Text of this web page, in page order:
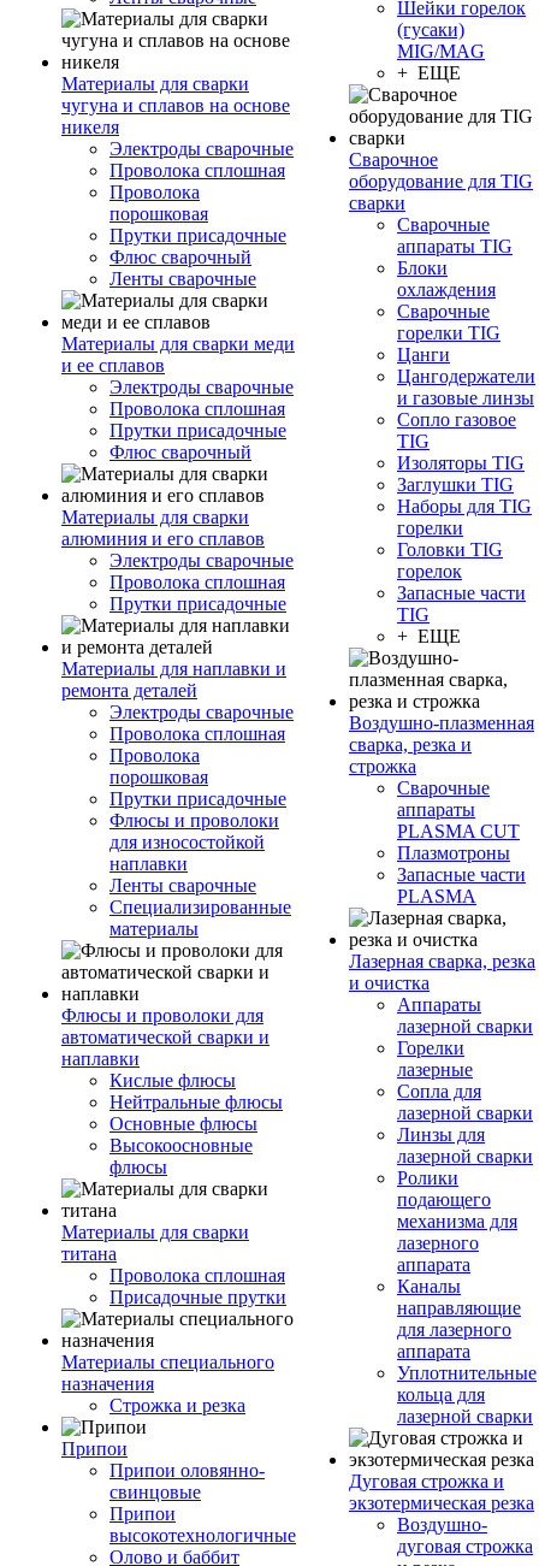
Материалы для сварки
чугуна и сплавов на основе
никеля
Электроды сварочные
Проволока сплошная
Проволока
порошковая
Прутки присадочные
Флюс сварочный
Ленты сварочные
Материалы для сварки меди
и ее сплавов
Электроды сварочные
Проволока сплошная
Прутки присадочные
Флюс сварочный
Материалы для сварки
алюминия и его сплавов
Электроды сварочные
Проволока сплошная
Прутки присадочные
Материалы для наплавки и
ремонта деталей
Электроды сварочные
Проволока сплошная
Проволока
порошковая
Прутки присадочные
Флюсы и проволоки
для износостойкой
наплавки
Ленты сварочные
Специализированные
материалы
Флюсы и проволоки для
автоматической сварки и
наплавки
Кислые флюсы
Нейтральные флюсы
Основные флюсы
Высокоосновные
флюсы
Материалы для сварки
титана
Проволока сплошная
Присадочные прутки
Материалы специального
назначения
Строжка и резка
Припои
Припои оловянно-
свинцовые
Припои
высокотехнологичные
Олово и баббит
Шейки горелок
(гусаки)
MIG/MAG
+ ЕЩЕ
Сварочное
оборудование для TIG
сварки
Сварочные
аппараты TIG
Блоки
охлаждения
Сварочные
горелки TIG
Цанги
Цангодержатели
и газовые линзы
Сопло газовое
TIG
Изоляторы TIG
Заглушки TIG
Наборы для TIG
горелки
Головки TIG
горелок
Запасные части
TIG
+ ЕЩЕ
Воздушно-плазменная
сварка, резка и
строжка
Сварочные
аппараты
PLASMA CUT
Плазмотроны
Запасные части
PLASMA
Лазерная сварка, резка
и очистка
Аппараты
лазерной сварки
Горелки
лазерные
Сопла для
лазерной сварки
Линзы для
лазерной сварки
Ролики
подающего
механизма для
лазерного
аппарата
Каналы
направляющие
для лазерного
аппарата
Уплотнительные
кольца для
лазерной сварки
Дуговая строжка и
экзотермическая резка
Воздушно-
дуговая строжка